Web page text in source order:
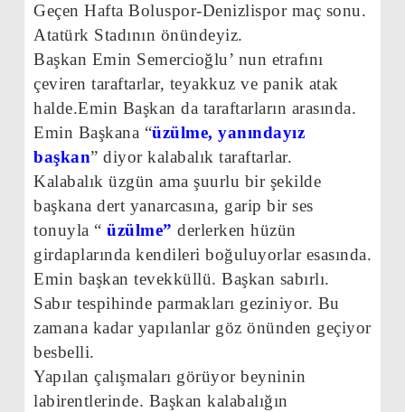
Geçen Hafta Boluspor-Denizlispor maç sonu.
Atatürk Stadının önündeyiz.
Başkan Emin Semercioğlu’ nun etrafını
çeviren taraftarlar, teyakkuz ve panik atak
halde.Emin Başkan da taraftarların arasında.
Emin Başkana “üzülme, yanındayız
başkan” diyor kalabalık taraftarlar.
Kalabalık üzgün ama şuurlu bir şekilde
başkana dert yanarcasına, garip bir ses
tonuyla “ üzülme” derlerken hüzün
girdaplarında kendileri boğuluyorlar esasında.
Emin başkan tevekküllü. Başkan sabırlı.
Sabır tespihinde parmakları geziniyor. Bu
zamana kadar yapılanlar göz önünden geçiyor
besbelli.
Yapılan çalışmaları görüyor beyninin
labirentlerinde. Başkan kalabalığın